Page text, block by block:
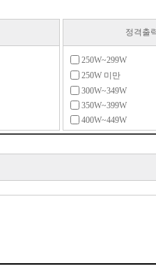
정격출
250W~299W
250W 미만
300W~349W
350W~399W
400W~449W
450W~499W
700W~799W
800W~899W
2000W 이상